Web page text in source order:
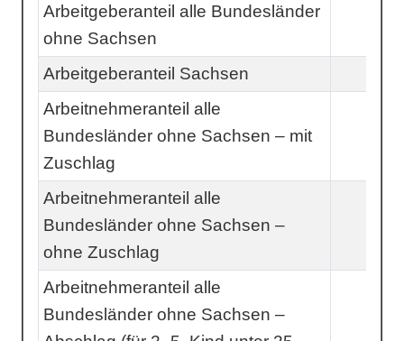
Arbeitgeberanteil alle Bundesländer
ohne Sachsen
Arbeitgeberanteil Sachsen
Arbeitnehmeranteil alle
Bundesländer ohne Sachsen – mit
Zuschlag
Arbeitnehmeranteil alle
Bundesländer ohne Sachsen –
ohne Zuschlag
Arbeitnehmeranteil alle
Bundesländer ohne Sachsen –